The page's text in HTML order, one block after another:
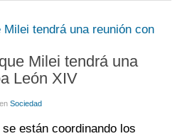
Milei tendrá una
León XIV
Sociedad
están coordinando los